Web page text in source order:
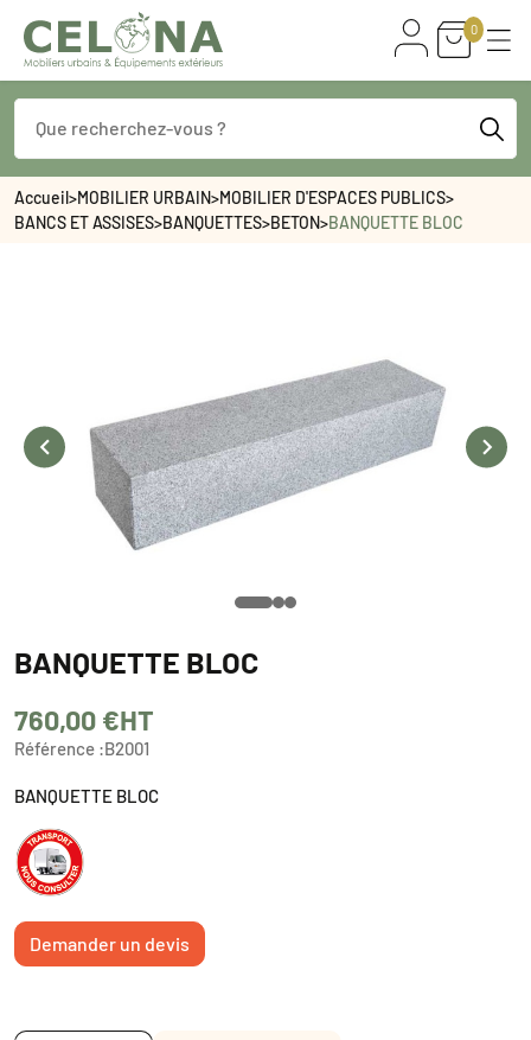
0
Accueil>MOBILIER URBAIN>MOBILIER D'ESPACES PUBLICS>
BANCS ET ASSISES>BANQUETTES>BETON>BANQUETTE BLOC
 
BANQUETTE BLOC
760,00 €HT
Référence :B2001
BANQUETTE BLOC
Demander un devis